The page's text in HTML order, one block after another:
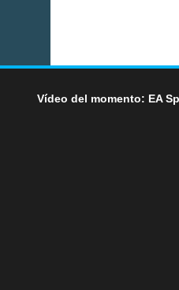
Vídeo del momento: EA